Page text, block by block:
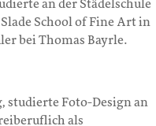
an der Städelschule
School of Fine Art in
bei Thomas Bayrle.
studierte Foto-Design an
als